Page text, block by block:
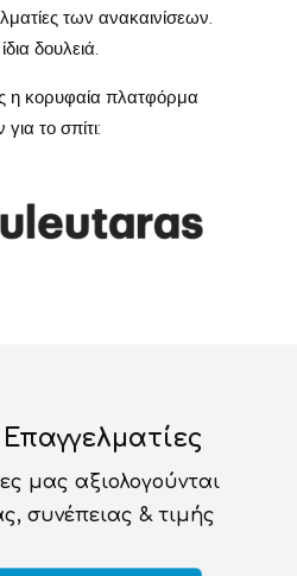
των ανακαινίσεων.
δουλειά.
η κορυφαία πλατφόρμα
το σπίτι:
μας αξιολογούνται
συνέπειας & τιμής